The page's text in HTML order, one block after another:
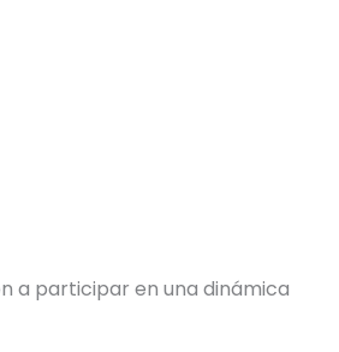
a participar en una dinámica